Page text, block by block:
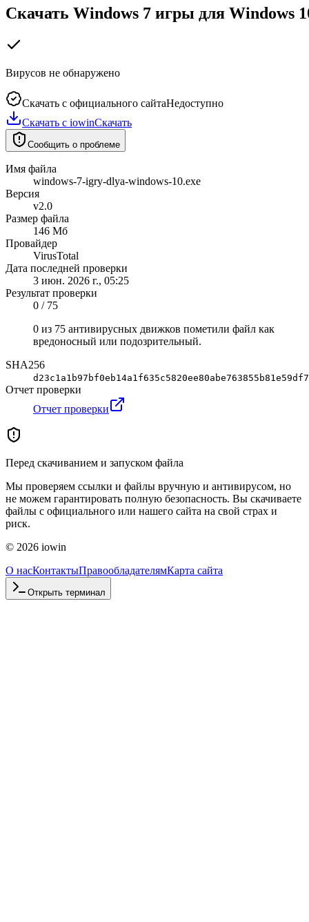
Скачать Windows 7 игры для Windows
Вирусов не обнаружено
Скачать с официального сайтаНедоступно
Скачать с iowinСкачать
Сообщить о проблеме
Имя файла
windows-7-igry-dlya-windows-10.exe
Версия
v2.0
Размер файла
146 Мб
Провайдер
VirusTotal
Дата последней проверки
3 июн. 2026 г., 05:25
Результат проверки
0 / 75
0 из 75 антивирусных движков пометили файл как
вредоносный или подозрительный.
SHA256
Отчет проверки
Отчет проверки
Перед скачиванием и запуском файла
Мы проверяем ссылки и файлы вручную и антивирусом, но
не можем гарантировать полную безопасность. Вы скачиваете
файлы с официального или нашего сайта на свой страх и
риск.
© 2026 iowin
О насКонтактыПравообладателямКарта сайта
Открыть терминал